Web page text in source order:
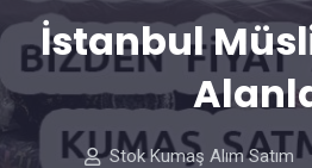
İstanbul
Stok Kumaş Alım Satım